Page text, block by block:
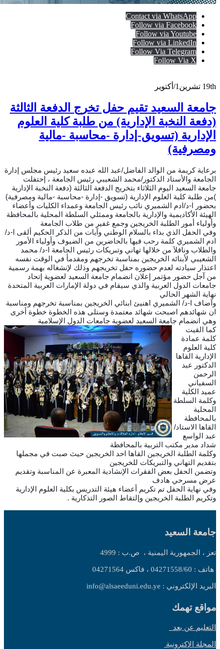
Contact via WhatsApp
Follow via Facebook
Follow via Youtube
Follow via LinkedIn
Follow Via Telegram
Follow Via X
19th تشرين1/أكتوير
جامعة السعيد تقيم حفل تخرج الدفعة الثالثة
(دفعة النخبة الإدارية) من طلبة كلية العلوم
الإدارية (تسويق-إدارة -محاسبة -مالية
ومصرفية)
برعاية كريمة من الوالد الفاضل/عبد الله عبده سعيد رئيس مجلس إدارة
الجامعة والأستاد الدكتور/محمد الشعيبي رئيس الجامعة ، إحتفلت
جامعة السعيد اليوم الثلاثاء بتخريج الدفعة الثالثة (دفعة النخبة الإدارية
)من طلبة كلية العلوم الإدارية (تسويق -إدارة -محاسبة -مالية ومصرفية)
بحضور ا-د/ادم الشميري نائب رئيس الجامعة وعمداء الكليات وأعضاء
الهيئة الأكاديمية والإدارية بالجامعة وممثلي السلطة المحلية بالمحافظة
وأولياء أمور الطلبة الخريجين وجمع غفير من طلاب الجامعة
وفي الحفل الذي بداء بالسلام الوطني وآيات من الذكر الحكيم ألقى ا-د/
ادم الشميري كلمة رحب فيها بالحاضرين من الضيوف وأولياء الأمور
والطلاب وناقلآ من خلالها تهاني وتبريكات رئيس الجامعة ا-د/ محمد
الشعيبي لأبنائه الخريجين بمناسبة تخرجهم ومقدمأ في الوقت نفسه
اعتذار سيادته لعدم حضوره حفل تخريجهم وذلك لإنشغاله بهمة رسمية
من آجل حضور مؤتمر إعلان انضمام جامعة السعيد لعضوية إتحاد
جامعات الدول العربية والذي سيقام في دولة الإمارات العربية المتحدة
نهاية الشهر الحالي
وآضاف ا-د/ الشميري اهنيئ ابنائي الخريجين بمناسبة تخرجهم ومناسبة
ان شهائدهم اصبحت شهائد معتمدة وستلى هذه الخطوة خطوة أخرى
وهي انضمام جامعة السعيد لعضوية جامعات الدول الإسلامية
كما القيت
كلمة عمادة
كلية العلوم
الإدارية القاها
الدكتور عبد
الرحمن
السفياني
عميد الكلية
وكلمة السلطة
المحلية
بالمحافظة
القاها الاستاد/
عبد الواسع
شداد مدير مكتب التربية بالمحافظة
وكلمة الطلبة الخريجين القاها احد الخريجين حيث صبت في مجملها
بتقديم التهاني والتبريكات للخريجين
وتضمن الحفل بعض الفقرات الإنشادية المعبرة عن المناسبة وتقديم
عرض مسرحي هادف
وفي نهاية الحفل تم تكريم أعضاء هيئة التدريس بكلية العلوم الإدارية
وتكريم الطلبة الخريجين وإلتقاط الصور التذكارية .
جامعة السعيد
تعز ، الجمهورية اليمنية ، ص.ب : 4999
هاتف : 04271558/60 ، فاكس 04271564
البريد الإلكتروني : info@alsaeeduni.edu.ye
مواقع تهمك
التعليم عن بعد
المجلة الإكترونية